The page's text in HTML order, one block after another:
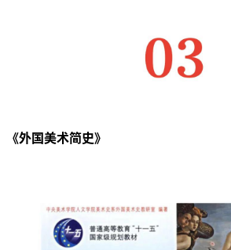
《外国美术简史》